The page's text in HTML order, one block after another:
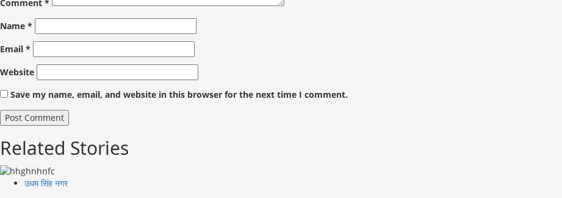
Comment *
Name *
Email *
Website
Save my name, email, and website in this browser for the next time I comment.
Related Stories
उधम सिंह नगर